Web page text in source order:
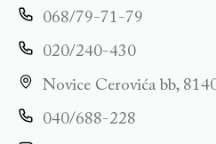
068/79-71-79
020/240-430
Novice Cerovića bb,
040/688-228